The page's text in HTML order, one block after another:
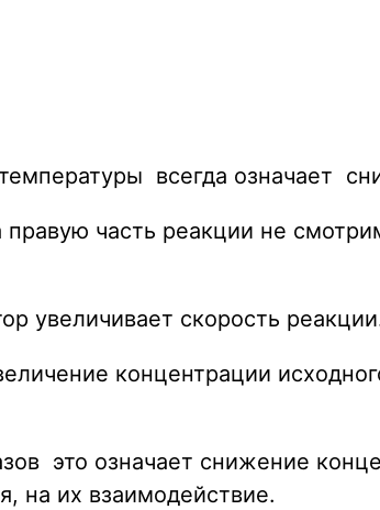
всегда означает
часть реакции не
увеличивает скорость
концентрации
это означает снижение
на их взаимодействие.